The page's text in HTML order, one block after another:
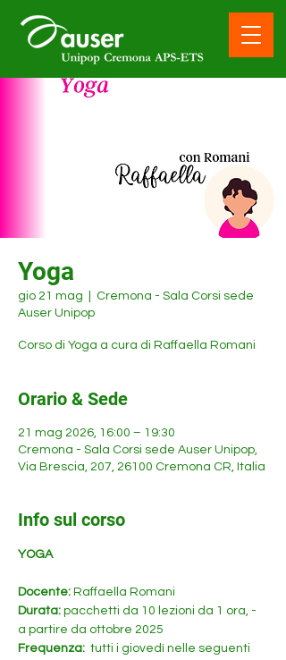
Yoga
gio 21 mag
Cremona - Sala Corsi sede
Auser Unipop
Corso di Yoga a cura di Raffaella Romani
Orario & Sede
21 mag 2026, 16:00 – 19:30
Cremona - Sala Corsi sede Auser Unipop,
Via Brescia, 207, 26100 Cremona CR, Italia
Info sul corso
YOGA
Docente: Raffaella Romani
Durata: pacchetti da 10 lezioni da 1 ora, -
a partire da ottobre 2025
Frequenza: tutti i giovedì nelle seguenti